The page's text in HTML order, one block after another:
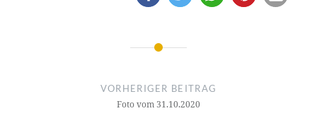
Beitragsnavigation
VORHERIGER BEITRAG
Foto vom 31.10.2020